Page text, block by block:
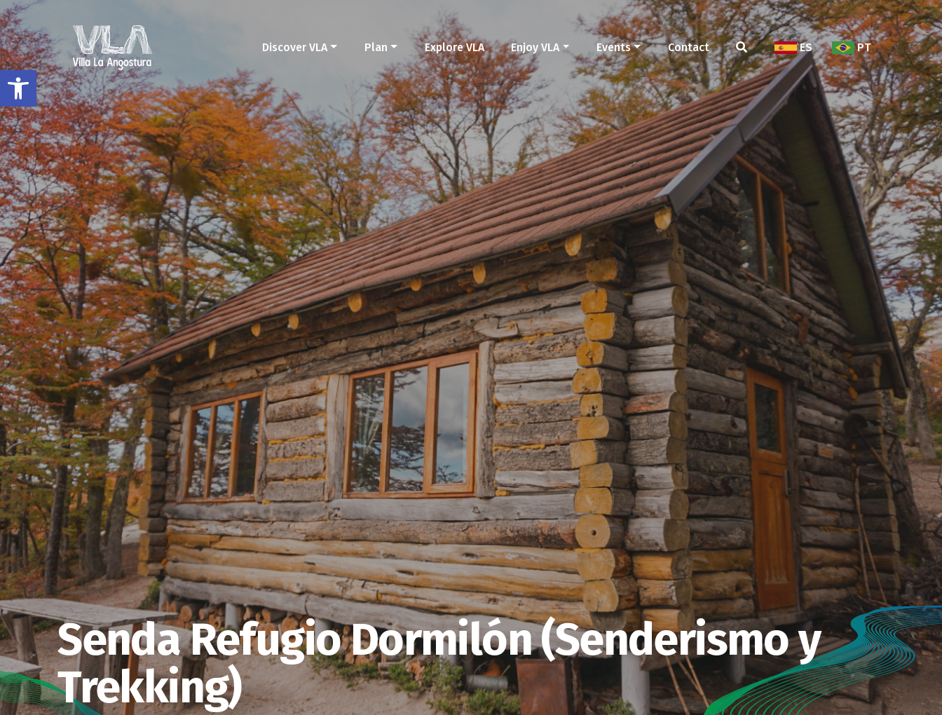
Open toolbar
Discover VLA Plan Explore VLA Enjoy VLA Events Contact ES PT
Senda Refugio Dormilón (Senderismo y
Trekking)